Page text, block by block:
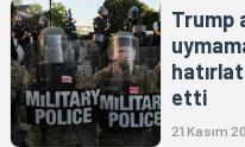
Trump
etti
21 Kasım